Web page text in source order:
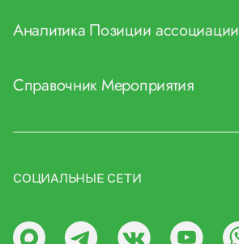
Аналитика Позиции ассоциации
СправочникМероприятия
СОЦИАЛЬНЫЕ СЕТИ